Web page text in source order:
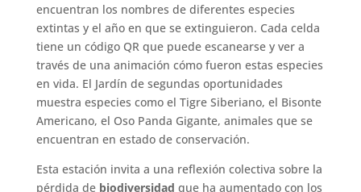
encuentran los nombres de diferentes especies
extintas y el año en que se extinguieron. Cada celda
tiene un código QR que puede escanearse y ver a
través de una animación cómo fueron estas especies
en vida. El Jardín de segundas oportunidades
muestra especies como el Tigre Siberiano, el Bisonte
Americano, el Oso Panda Gigante, animales que se
encuentran en estado de conservación.
Esta estación invita a una reflexión colectiva sobre la
pérdida de biodiversidad que ha aumentado con los